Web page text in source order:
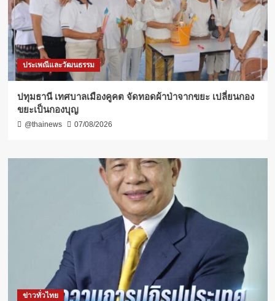
ประเพณีและวัฒนธรรม
ปทุมธานี เทศบาลเมืองคูคต จัดทอดผ้าป่าจากขยะ เปลี่ยนกอง
ขยะเป็นกองบุญ
@thainews 07/08/2026
ข่าวทั่วไทย